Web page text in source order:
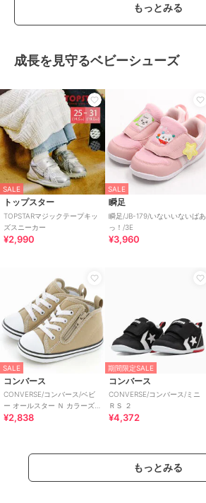
もっとみる
成長を見守るベビーシューズ
SALE
トップスター
TOPSTARマジックテープキッ
ズスニーカー
¥2,990
SALE
瞬足
瞬足/JB-179/いないいないばあ
っ！/3E
¥3,960
SALE
コンバース
CONVERSE/コンバース/ベビ
ー オールスター Ｎ カラーズ
Ｚ
¥2,838
期間限定SALE
コンバース
CONVERSE/コンバース/ミニ
ＲＳ ２
¥4,372
もっとみる